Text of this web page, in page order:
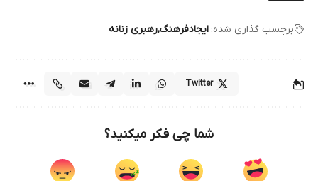
برچسب گذاری شده: ایجادفرهنگرهبری زنانه
Twitter
شما چی فکر میکنید؟